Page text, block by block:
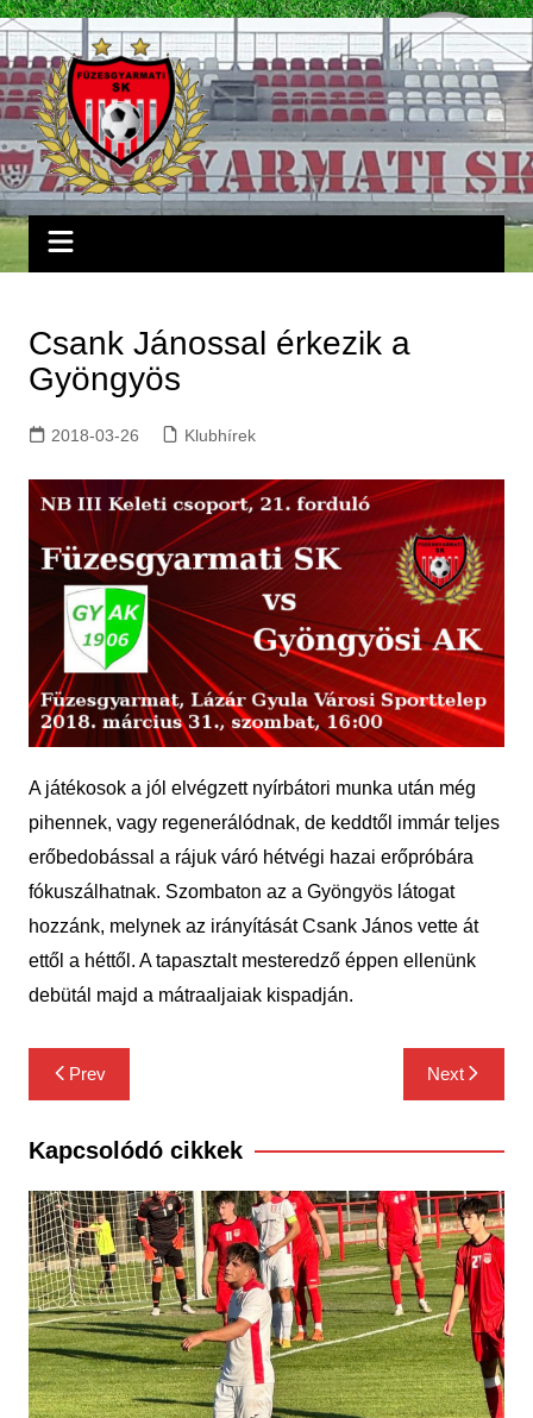
Skip
to
content
Csank Jánossal érkezik a
Gyöngyös
2018-03-26 Klubhírek
A játékosok a jól elvégzett nyírbátori munka után még
pihennek, vagy regenerálódnak, de keddtől immár teljes
erőbedobással a rájuk váró hétvégi hazai erőpróbára
fókuszálhatnak. Szombaton az a Gyöngyös látogat
hozzánk, melynek az irányítását Csank János vette át
ettől a héttől. A tapasztalt mesteredző éppen ellenünk
debütál majd a mátraaljaiak kispadján.
Bejegyzés
navigáció
Prev Next
Kapcsolódó cikkek